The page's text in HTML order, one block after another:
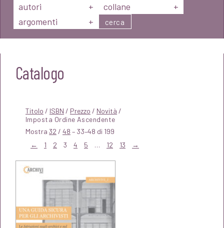
autori
+ collane
+
argomenti
+ cerca
Catalogo
Titolo / ISBN / Prezzo / Novità /
Mostra 32 / 48 – 33–48 di 199
←
1 2 3 4 5 … 12 13 →